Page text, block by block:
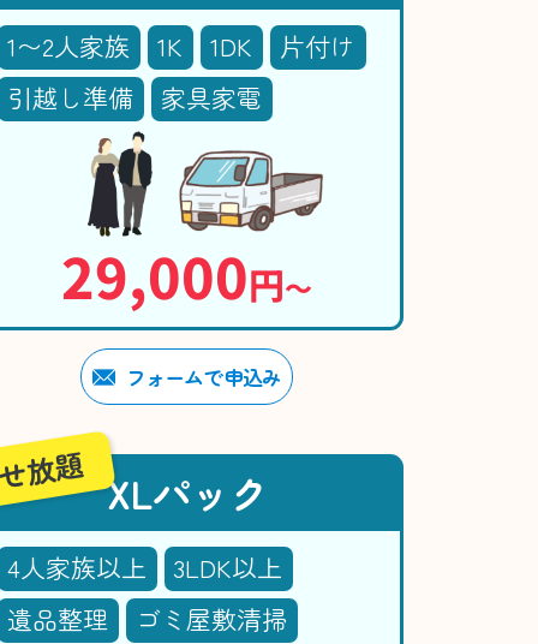
1〜2人家族 1K 1DK
片付け
引越し準備
家具家電
29,000円〜
フォームで申込み
XLパック
4人家族以上
3LDK以上
遺品整理
ゴミ屋敷清掃
放題